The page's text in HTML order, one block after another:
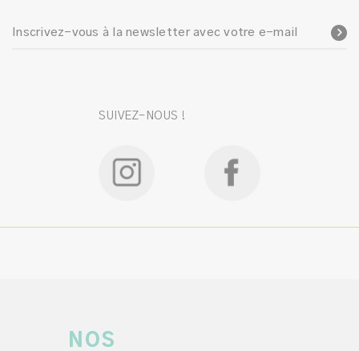
Inscrivez-vous à la newsletter avec votre e-mail
SUIVEZ-NOUS !
NOS